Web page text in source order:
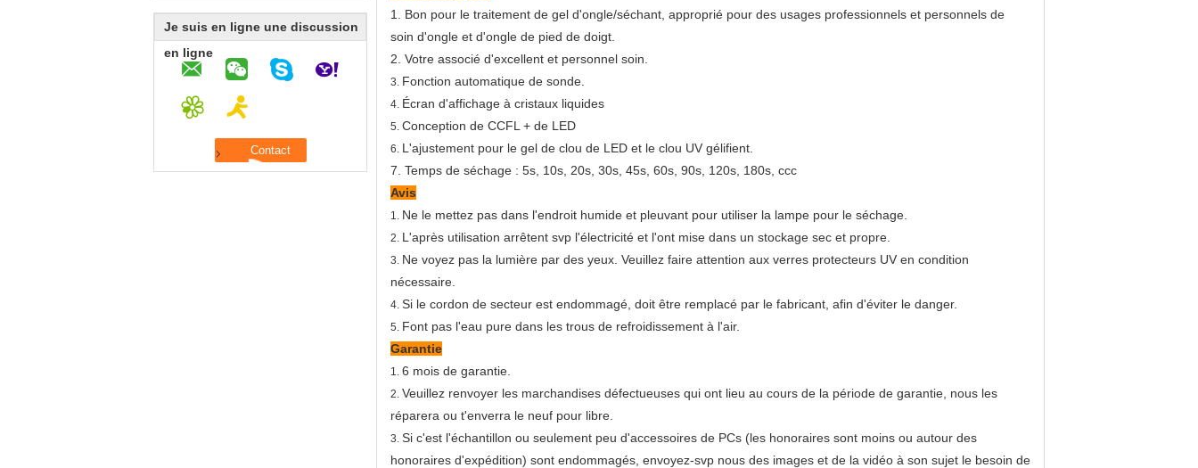
Je suis en ligne une discussion
en ligne
1. Bon pour le traitement de gel d'ongle/séchant, approprié pour des usages professionnels et personnels de
soin d'ongle et d'ongle de pied de doigt.
2. Votre associé d'excellent et personnel soin.
3. Fonction automatique de sonde.
4. Écran d'affichage à cristaux liquides
5. Conception de CCFL + de LED
6. L'ajustement pour le gel de clou de LED et le clou UV gélifient.
7. Temps de séchage : 5s, 10s, 20s, 30s, 45s, 60s, 90s, 120s, 180s, ccc
Avis
1. Ne le mettez pas dans l'endroit humide et pleuvant pour utiliser la lampe pour le séchage.
2. L'après utilisation arrêtent svp l'électricité et l'ont mise dans un stockage sec et propre.
3. Ne voyez pas la lumière par des yeux. Veuillez faire attention aux verres protecteurs UV en condition
nécessaire.
4. Si le cordon de secteur est endommagé, doit être remplacé par le fabricant, afin d'éviter le danger.
5. Font pas l'eau pure dans les trous de refroidissement à l'air.
Garantie
1. 6 mois de garantie.
2. Veuillez renvoyer les marchandises défectueuses qui ont lieu au cours de la période de garantie, nous les
réparera ou t'enverra le neuf pour libre.
3. Si c'est l'échantillon ou seulement peu d'accessoires de PCs (les honoraires sont moins ou autour des
honoraires d'expédition) sont endommagés, envoyez-svp nous des images et de la vidéo à son sujet le besoin de